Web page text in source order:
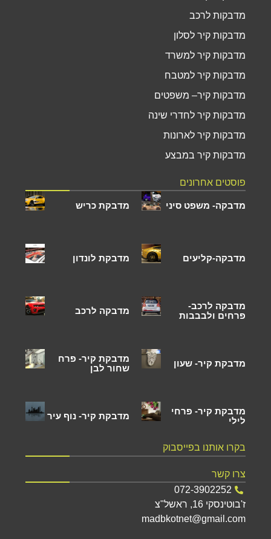
מדבקות לרכב
מדבקות קיר לסלון
מדבקות קיר למשרד
מדבקות קיר למטבח
מדבקות קיר– משפטים
מדבקות קיר לחדרי שינה
מדבקות קיר לארונות
מדבקות קיר במבצע
פוסטים אחרונים
מדבקה- משפט סיני מדבקת כריש
מדבקה-קליעים מדבקת לונדון
מדבקה לרכב-
פרחים ולבבבות
מדבקה לרכב
מדבקת קיר- שעון
מדבקת קיר- פרח
שחור לבן
מדבקת קיר- פרחי
לילי
מדבקת קיר- נוף עיר
בקרו אותנו בפייסבוק
צרו קשר
072-3902252
ז'בוטינסקי 16, ראשל"צ
madbkotnet@gmail.com